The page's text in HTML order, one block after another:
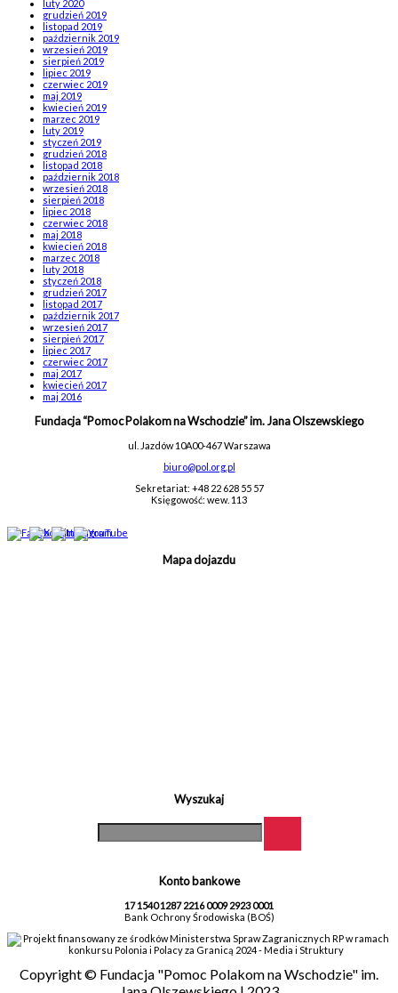
luty 2020
grudzień 2019
listopad 2019
październik 2019
wrzesień 2019
sierpień 2019
lipiec 2019
czerwiec 2019
maj 2019
kwiecień 2019
marzec 2019
luty 2019
styczeń 2019
grudzień 2018
listopad 2018
październik 2018
wrzesień 2018
sierpień 2018
lipiec 2018
czerwiec 2018
maj 2018
kwiecień 2018
marzec 2018
luty 2018
styczeń 2018
grudzień 2017
listopad 2017
październik 2017
wrzesień 2017
sierpień 2017
lipiec 2017
czerwiec 2017
maj 2017
kwiecień 2017
maj 2016
Fundacja “Pomoc Polakom na Wschodzie” im. Jana Olszewskiego
ul. Jazdów 10A00-467 Warszawa
biuro@pol.org.pl
Sekretariat: +48 22 628 55 57
Księgowość: wew. 113
Mapa dojazdu
Wyszukaj
Konto bankowe
17 1540 1287 2216 0009 2923 0001
Bank Ochrony Środowiska (BOŚ)
Projekt finansowany ze środków Ministerstwa Spraw Zagranicznych RP w ramach
konkursu Polonia i Polacy za Granicą 2024 - Media i Struktury
Copyright © Fundacja "Pomoc Polakom na Wschodzie" im.